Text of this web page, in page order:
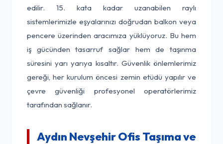
edilir. 15. kata kadar uzanabilen raylı
sistemlerimizle eşyalarınızı doğrudan balkon veya
pencere üzerinden aracımıza yüklüyoruz. Bu hem
iş gücünden tasarruf sağlar hem de taşınma
süresini yarı yarıya kısaltır. Güvenlik önlemlerimiz
gereği, her kurulum öncesi zemin etüdü yapılır ve
çevre güvenliği profesyonel operatörlerimiz
tarafından sağlanır.
Aydın Nevşehir Ofis Taşıma ve